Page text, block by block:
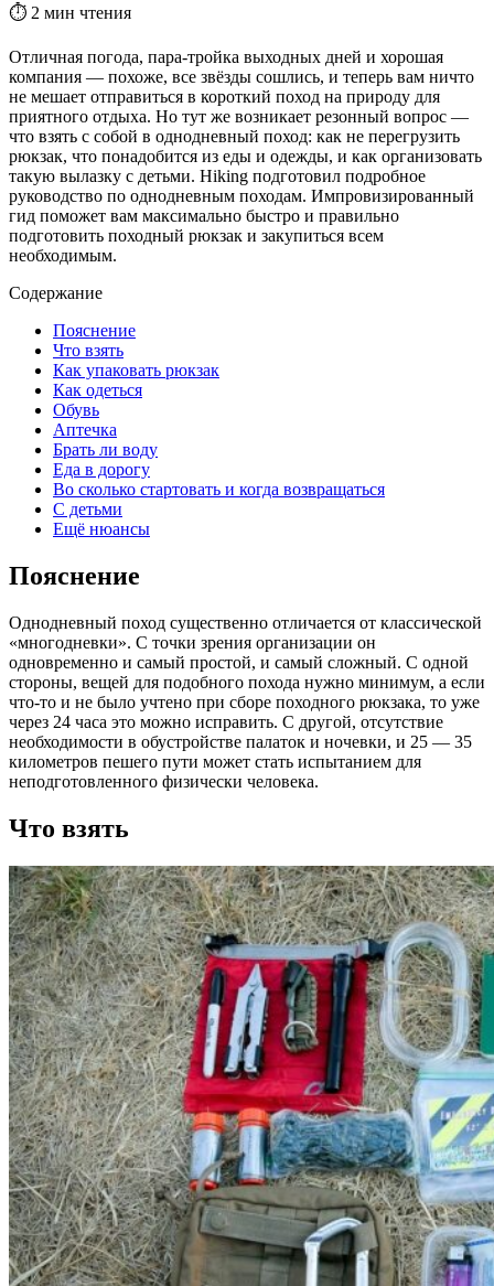
⏱ 2 мин чтения
Отличная погода, пара-тройка выходных дней и хорошая
компания — похоже, все звёзды сошлись, и теперь вам ничто
не мешает отправиться в короткий поход на природу для
приятного отдыха. Но тут же возникает резонный вопрос —
что взять с собой в однодневный поход: как не перегрузить
рюкзак, что понадобится из еды и одежды, и как организовать
такую вылазку с детьми. Hiking подготовил подробное
руководство по однодневным походам. Импровизированный
гид поможет вам максимально быстро и правильно
подготовить походный рюкзак и закупиться всем
необходимым.
Содержание
Пояснение
Что взять
Как упаковать рюкзак
Как одеться
Обувь
Аптечка
Брать ли воду
Еда в дорогу
Во сколько стартовать и когда возвращаться
С детьми
Ещё нюансы
Пояснение
Однодневный поход существенно отличается от классической
«многодневки». С точки зрения организации он
одновременно и самый простой, и самый сложный. С одной
стороны, вещей для подобного похода нужно минимум, а если
что-то и не было учтено при сборе походного рюкзака, то уже
через 24 часа это можно исправить. С другой, отсутствие
необходимости в обустройстве палаток и ночевки, и 25 — 35
километров пешего пути может стать испытанием для
неподготовленного физически человека.
Что взять